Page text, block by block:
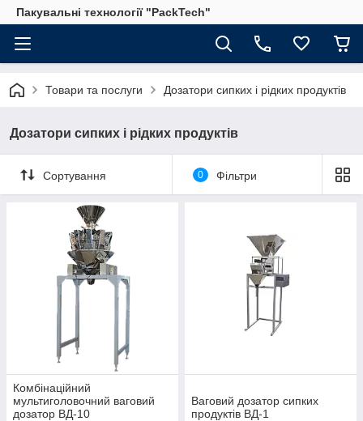
Пакувальні технології "PackTech"
Товари та послуги Дозатори сипких і рідких продуктів
Дозатори сипких і рідких продуктів
Сортування 0 Фільтри
Комбінаційний
мультиголовочний ваговий
дозатор ВД-10
Ваговий дозатор сипких
продуктів ВД-1